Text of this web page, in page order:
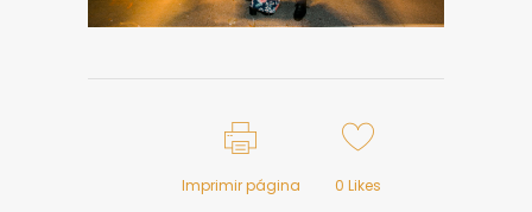
Imprimir página 0 Likes